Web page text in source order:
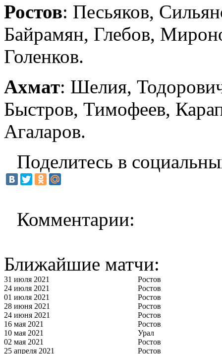
Ростов: Песьяков,
Байрамян, Глебов,
Голенков.
Ахмат: Шелия,
Быстров, Тимофеев,
Агаларов.
Поделитесь в
Комментарии:
Ближайшие матчи:
31 июля 2021
Ростов
24 июля 2021
Ростов
01 июля 2021
Ростов
28 июня 2021
Ростов
24 июня 2021
Ростов
16 мая 2021
Ростов
10 мая 2021
Урал
02 мая 2021
Ростов
25 апреля 2021
Ростов